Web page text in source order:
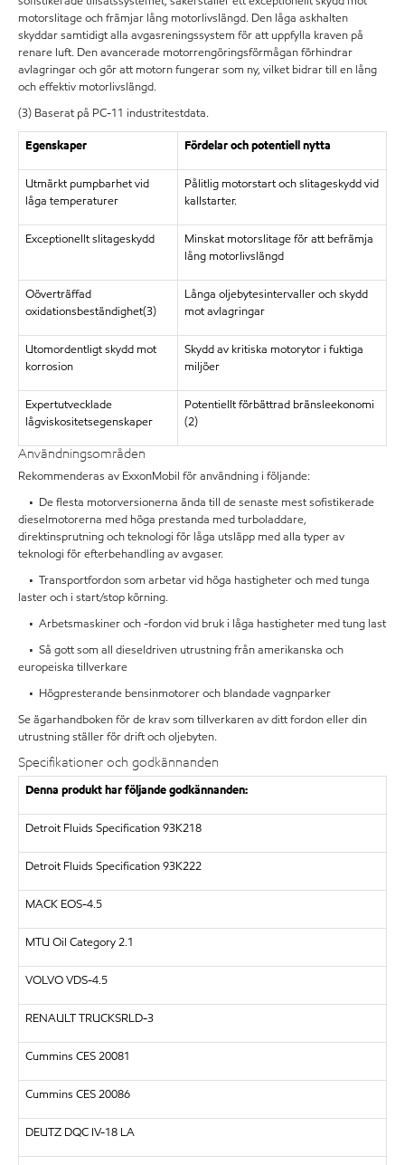
motorslitage och främjar lång motorlivslängd. Den låga askhalten
skyddar samtidigt alla avgasreningssystem för att uppfylla kraven på
renare luft. Den avancerade motorrengöringsförmågan förhindrar
avlagringar och gör att motorn fungerar som ny, vilket bidrar till en lång
och effektiv motorlivslängd.
(3) Baserat på PC-11 industritestdata.
Egenskaper
Fördelar och potentiell nytta
Utmärkt pumpbarhet vid
låga temperaturer
Pålitlig motorstart och slitageskydd vid
kallstarter.
Exceptionellt slitageskydd
Minskat motorslitage för att befrämja
lång motorlivslängd
Oöverträffad
oxidationsbeständighet(3)
Långa oljebytesintervaller och skydd
mot avlagringar
Utomordentligt skydd mot
korrosion
Skydd av kritiska motorytor i fuktiga
miljöer
Expertutvecklade
lågviskositetsegenskaper
Potentiellt förbättrad bränsleekonomi
(2)
Användningsområden
Rekommenderas av ExxonMobil för användning i följande:
• De flesta motorversionerna ända till de senaste mest sofistikerade
dieselmotorerna med höga prestanda med turboladdare,
direktinsprutning och teknologi för låga utsläpp med alla typer av
teknologi för efterbehandling av avgaser.
• Transportfordon som arbetar vid höga hastigheter och med tunga
laster och i start/stop körning.
• Arbetsmaskiner och -fordon vid bruk i låga hastigheter med tung last
• Så gott som all dieseldriven utrustning från amerikanska och
europeiska tillverkare
• Högpresterande bensinmotorer och blandade vagnparker
Se ägarhandboken för de krav som tillverkaren av ditt fordon eller din
utrustning ställer för drift och oljebyten.
Specifikationer och godkännanden
Denna produkt har följande godkännanden:
Detroit Fluids Specification 93K218
Detroit Fluids Specification 93K222
MACK EOS-4.5
MTU Oil Category 2.1
VOLVO VDS-4.5
RENAULT TRUCKSRLD-3
Cummins CES 20081
Cummins CES 20086
DEUTZ DQC IV-18 LA